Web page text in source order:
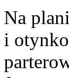
Na
i